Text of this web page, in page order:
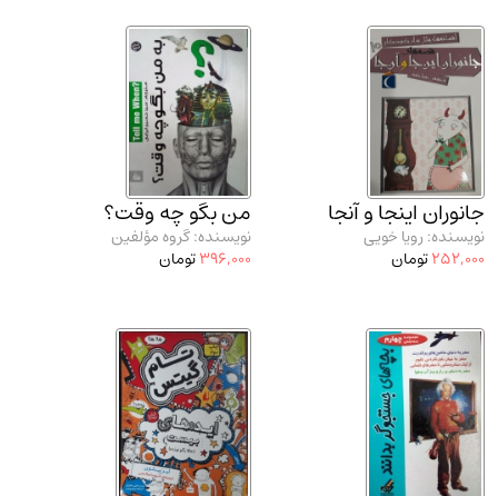
جانوران اینجا و آنجا
نویسنده: رویا خویی
252,000تومان
من بگو چه وقت؟
نویسنده: گروه مؤلفین
396,000تومان